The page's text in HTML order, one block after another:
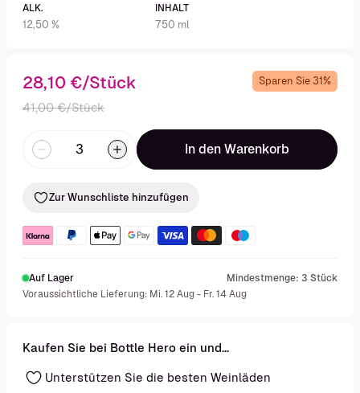
ALK.
12,50 %
INHALT
750 ml
28,10 €/Stück
41,00 €/Stück
Sparen Sie 31%
In den Warenkorb
Zur Wunschliste hinzufügen
Auf Lager
Mindestmenge: 3 Stück
Voraussichtliche Lieferung: Mi. 12 Aug - Fr. 14 Aug
Kaufen Sie bei Bottle Hero ein und...
Unterstützen Sie die besten Weinläden